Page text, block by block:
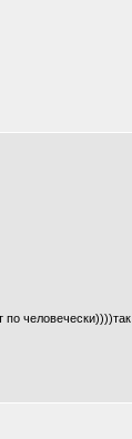
человечески))))так